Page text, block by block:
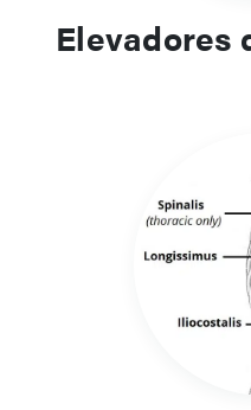
Elevadores